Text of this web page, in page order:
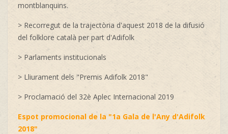
montblanquins.
> Recorregut de la trajectòria d'aquest 2018 de la difusió
del folklore català per part d'Adifolk
> Parlaments institucionals
> Lliurament dels "Premis Adifolk 2018"
> Proclamació del 32è Aplec Internacional 2019
Espot promocional de la "1a Gala de l'Any d'Adifolk
2018"